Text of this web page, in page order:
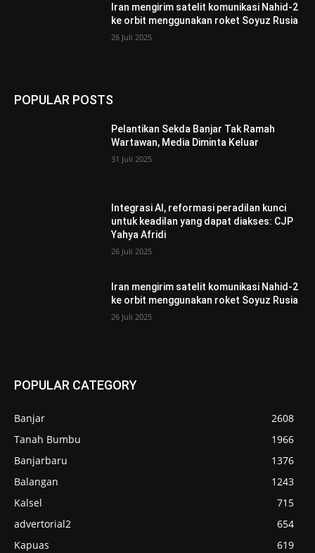
Iran mengirim satelit komunikasi Nahid-2
ke orbit menggunakan roket Soyuz Rusia
26 Juli 2025
POPULAR POSTS
Pelantikan Sekda Banjar Tak Ramah
Wartawan, Media Diminta Keluar
31 Juli 2025
Integrasi AI, reformasi peradilan kunci
untuk keadilan yang dapat diakses: CJP
Yahya Afridi
26 Juli 2025
Iran mengirim satelit komunikasi Nahid-2
ke orbit menggunakan roket Soyuz Rusia
26 Juli 2025
POPULAR CATEGORY
Banjar
2608
Tanah Bumbu
1966
Banjarbaru
1376
Balangan
1243
Kalsel
715
advertorial2
654
Kapuas
619